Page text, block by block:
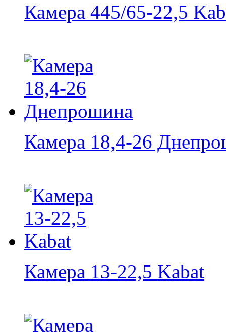
Камера 445/65-22,5
Камера 18,4-26
Камера 13-22,5 Kabat